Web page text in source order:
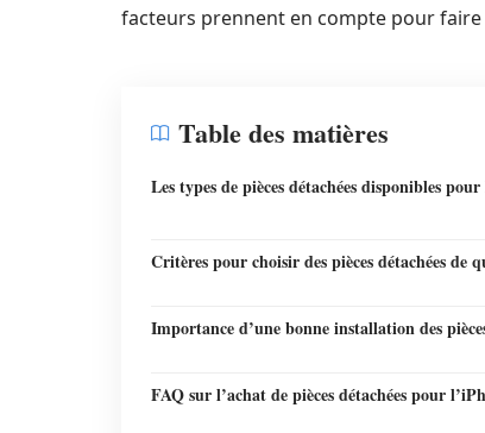
facteurs prennent en compte pour faire
Table des matières
Les types de pièces détachées disponibles
Critères pour choisir des pièces détachées de
Importance d’une bonne installation des
FAQ sur l’achat de pièces détachées pour